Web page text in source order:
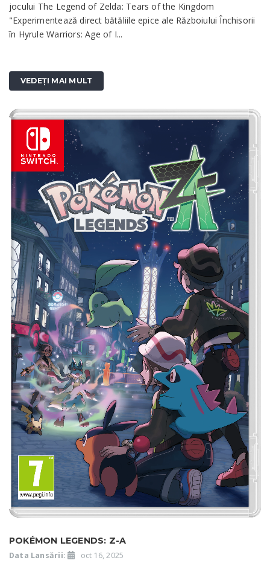
jocului The Legend of Zelda: Tears of the Kingdom
"Experimentează direct bătăliile epice ale Războiului Închisorii
în Hyrule Warriors: Age of I...
VEDEȚI MAI MULT
POKÉMON LEGENDS: Z-A
Data Lansării: oct 16, 2025